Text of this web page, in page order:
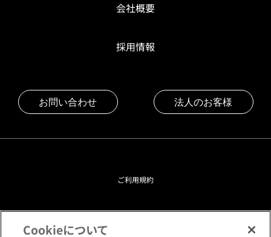
会社概要
採用情報
お問い合わせ 法人のお客様
ご利用規約
プライバシーポリシー
Cookieについて